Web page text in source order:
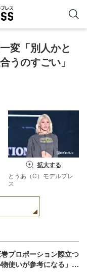
変「別人かと
うのすごい」
拡大する
とうあ（C）モデルプレ
ス
プロポーション際立つ
使いが参考になる」の